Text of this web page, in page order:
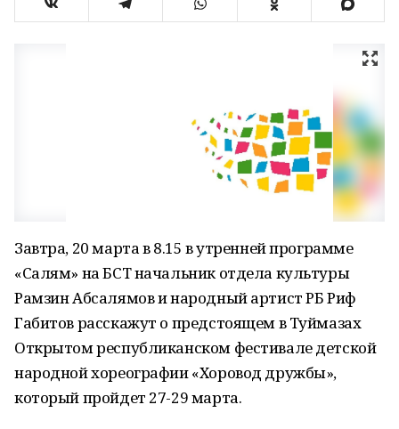
Завтра, 20 марта в 8.15 в утренней программе
«Салям» на БСТ начальник отдела культуры
Рамзин Абсалямов и народный артист РБ Риф
Габитов расскажут о предстоящем в Туймазах
Открытом республиканском фестивале детской
народной хореографии «Хоровод дружбы»,
который пройдет 27-29 марта.